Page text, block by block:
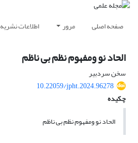
صفحه اصلی مرور اطلاعات نشریه
الحاد نو ومفهوم نظم بی ناظم
سخن سردبیر
10.22059/jpht.2024.96278
چکیده
الحاد نو ومفهوم نظم بی ناظم